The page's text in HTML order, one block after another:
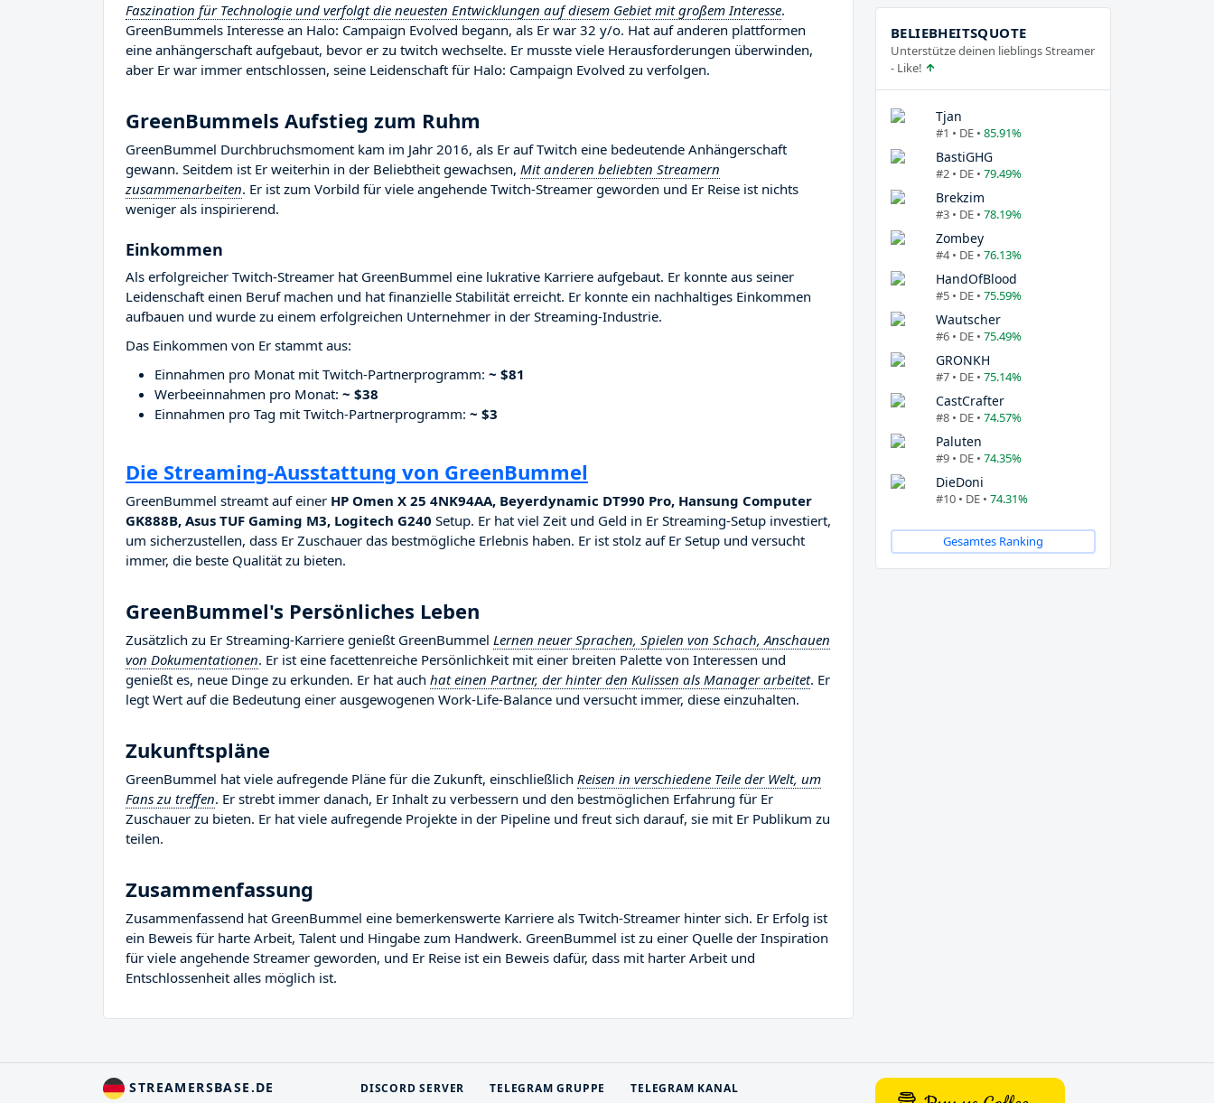
Faszination für Technologie und verfolgt die neuesten Entwicklungen auf diesem Gebiet mit großem Interesse.
GreenBummels Interesse an Halo: Campaign Evolved begann, als Er war 32 y/o. Hat auf anderen plattformen
eine anhängerschaft aufgebaut, bevor er zu twitch wechselte. Er musste viele Herausforderungen überwinden,
aber Er war immer entschlossen, seine Leidenschaft für Halo: Campaign Evolved zu verfolgen.
GreenBummels Aufstieg zum Ruhm
GreenBummel Durchbruchsmoment kam im Jahr 2016, als Er auf Twitch eine bedeutende Anhängerschaft
gewann. Seitdem ist Er weiterhin in der Beliebtheit gewachsen, Mit anderen beliebten Streamern
zusammenarbeiten. Er ist zum Vorbild für viele angehende Twitch-Streamer geworden und Er Reise ist nichts
weniger als inspirierend.
Einkommen
Als erfolgreicher Twitch-Streamer hat GreenBummel eine lukrative Karriere aufgebaut. Er konnte aus seiner
Leidenschaft einen Beruf machen und hat finanzielle Stabilität erreicht. Er konnte ein nachhaltiges Einkommen
aufbauen und wurde zu einem erfolgreichen Unternehmer in der Streaming-Industrie.
Das Einkommen von Er stammt aus:
Einnahmen pro Monat mit Twitch-Partnerprogramm: ~ $81
Werbeeinnahmen pro Monat: ~ $38
Einnahmen pro Tag mit Twitch-Partnerprogramm: ~ $3
Die Streaming-Ausstattung von GreenBummel
GreenBummel streamt auf einer HP Omen X 25 4NK94AA, Beyerdynamic DT990 Pro, Hansung Computer
GK888B, Asus TUF Gaming M3, Logitech G240 Setup. Er hat viel Zeit und Geld in Er Streaming-Setup investiert,
um sicherzustellen, dass Er Zuschauer das bestmögliche Erlebnis haben. Er ist stolz auf Er Setup und versucht
immer, die beste Qualität zu bieten.
GreenBummel's Persönliches Leben
Zusätzlich zu Er Streaming-Karriere genießt GreenBummel Lernen neuer Sprachen, Spielen von Schach, Anschauen
von Dokumentationen. Er ist eine facettenreiche Persönlichkeit mit einer breiten Palette von Interessen und
genießt es, neue Dinge zu erkunden. Er hat auch hat einen Partner, der hinter den Kulissen als Manager arbeitet. Er
legt Wert auf die Bedeutung einer ausgewogenen Work-Life-Balance und versucht immer, diese einzuhalten.
Zukunftspläne
GreenBummel hat viele aufregende Pläne für die Zukunft, einschließlich Reisen in verschiedene Teile der Welt, um
Fans zu treffen. Er strebt immer danach, Er Inhalt zu verbessern und den bestmöglichen Erfahrung für Er
Zuschauer zu bieten. Er hat viele aufregende Projekte in der Pipeline und freut sich darauf, sie mit Er Publikum zu
teilen.
Zusammenfassung
Zusammenfassend hat GreenBummel eine bemerkenswerte Karriere als Twitch-Streamer hinter sich. Er Erfolg ist
ein Beweis für harte Arbeit, Talent und Hingabe zum Handwerk. GreenBummel ist zu einer Quelle der Inspiration
für viele angehende Streamer geworden, und Er Reise ist ein Beweis dafür, dass mit harter Arbeit und
Entschlossenheit alles möglich ist.
BELIEBHEITSQUOTE
Unterstütze deinen lieblings Streamer
- Like!
Tjan
#1 • DE • 85.91%
BastiGHG
#2 • DE • 79.49%
Brekzim
#3 • DE • 78.19%
Zombey
#4 • DE • 76.13%
HandOfBlood
#5 • DE • 75.59%
Wautscher
#6 • DE • 75.49%
GRONKH
#7 • DE • 75.14%
CastCrafter
#8 • DE • 74.57%
Paluten
#9 • DE • 74.35%
DieDoni
#10 • DE • 74.31%
Gesamtes Ranking
STREAMERSBASE.DE DISCORD SERVER TELEGRAM GRUPPE TELEGRAM KANAL